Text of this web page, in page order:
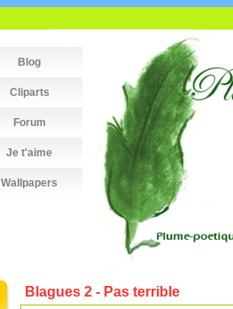
Blog
Cliparts
Forum
Je t'aime
Wallpapers
Blagues 2 - Pas terrible